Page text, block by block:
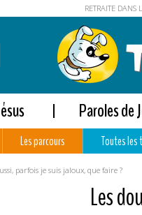
RETRAITE DANS
Paroles de
Les parcours Toutes
parfois je suis jaloux, que faire ?
Les